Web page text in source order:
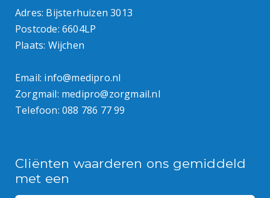
Adres: Bijsterhuizen 3013
Postcode: 6604LP
Plaats: Wijchen
Email: info@medipro.nl
Zorgmail: medipro@zorgmail.nl
Telefoon: 088 786 77 99
Cliënten waarderen ons gemiddeld
met een